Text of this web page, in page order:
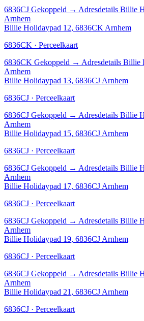
6836CJ Gekoppeld → Adresdetails Billie
Arnhem
Billie Holidaypad 12, 6836CK Arnhem
6836CK · Perceelkaart
6836CK Gekoppeld → Adresdetails Billie
Arnhem
Billie Holidaypad 13, 6836CJ Arnhem
6836CJ · Perceelkaart
6836CJ Gekoppeld → Adresdetails Billie
Arnhem
Billie Holidaypad 15, 6836CJ Arnhem
6836CJ · Perceelkaart
6836CJ Gekoppeld → Adresdetails Billie
Arnhem
Billie Holidaypad 17, 6836CJ Arnhem
6836CJ · Perceelkaart
6836CJ Gekoppeld → Adresdetails Billie
Arnhem
Billie Holidaypad 19, 6836CJ Arnhem
6836CJ · Perceelkaart
6836CJ Gekoppeld → Adresdetails Billie
Arnhem
Billie Holidaypad 21, 6836CJ Arnhem
6836CJ · Perceelkaart